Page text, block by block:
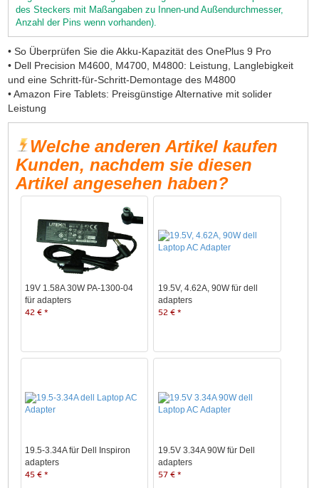
des Steckers mit Maßangaben zu Innen-und Außendurchmesser,
Anzahl der Pins wenn vorhanden).
• So Überprüfen Sie die Akku-Kapazität des OnePlus 9 Pro
• Dell Precision M4600, M4700, M4800: Leistung, Langlebigkeit
und eine Schritt-für-Schritt-Demontage des M4800
• Amazon Fire Tablets: Preisgünstige Alternative mit solider
Leistung
Welche anderen Artikel kaufen
Kunden, nachdem sie diesen
Artikel angesehen haben?
19V 1.58A 30W PA-1300-04
für adapters
42 € *
19.5V, 4.62A, 90W für dell
adapters
52 € *
19.5-3.34A für Dell Inspiron
adapters
45 € *
19.5V 3.34A 90W für Dell
adapters
57 € *